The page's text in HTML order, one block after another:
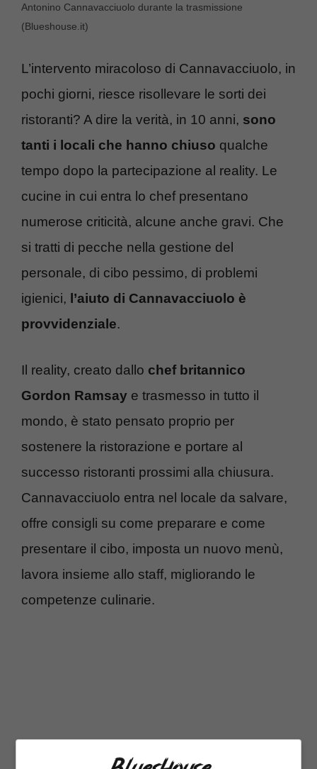
Antonino Cannavacciuolo durante la trasmissione
(Blueshouse.it)
L’intervento miracoloso di Cannavacciuolo, in
pochi giorni, riesce risollevare le sorti dei
ristoranti? A dire la verità, in 10 anni, sono
tanti i locali che hanno chiuso qualche
tempo dopo la partecipazione al reality. Le
cucine in cui entra lo chef presentano
numerose criticità, alcune anche gravi. Che
si tratti di pecche nella gestione del
personale, di cibo pessimo, di problemi
igienici, l’aiuto di Cannavacciuolo è
provvidenziale.
Il reality, creato dallo chef britannico
Gordon Ramsay e trasmesso in tutto il
mondo, è stato pensato proprio per
sostenere la ristorazione e portare al
successo ristoranti prossimi alla chiusura.
Cannavacciuolo entra nel locale da salvare,
offre consigli su come preparare e come
presentare il cibo, imposta un nuovo menù,
lavora insieme allo staff, migliorando le
competenze culinarie.